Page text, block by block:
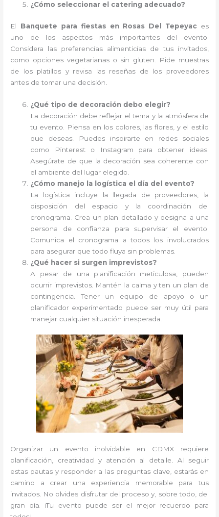
¿Cómo seleccionar el catering adecuado?
El Banquete para fiestas en Rosas Del Tepeyac es
uno de los aspectos más importantes del evento.
Considera las preferencias alimenticias de tus invitados,
como opciones vegetarianas o sin gluten. Pide muestras
de los platillos y revisa las reseñas de los proveedores
antes de tomar una decisión.
¿Qué tipo de decoración debo elegir?
La decoración debe reflejar el tema y la atmósfera de
tu evento. Piensa en los colores, las flores, y el estilo
que deseas. Puedes inspirarte en redes sociales
como Pinterest o Instagram para obtener ideas.
Asegúrate de que la decoración sea coherente con
el ambiente del lugar elegido.
¿Cómo manejo la logística el día del evento?
La logística incluye la llegada de proveedores, la
disposición del espacio y la coordinación del
cronograma. Crea un plan detallado y designa a una
persona de confianza para supervisar el evento.
Comunica el cronograma a todos los involucrados
para asegurar que todo fluya sin problemas.
¿Qué hacer si surgen imprevistos?
A pesar de una planificación meticulosa, pueden
ocurrir imprevistos. Mantén la calma y ten un plan de
contingencia. Tener un equipo de apoyo o un
planificador experimentado puede ser muy útil para
manejar cualquier situación inesperada.
Organizar un evento inolvidable en CDMX requiere
planificación, creatividad y atención al detalle. Al seguir
estas pautas y responder a las preguntas clave, estarás en
camino a crear una experiencia memorable para tus
invitados. No olvides disfrutar del proceso y, sobre todo, del
gran día. ¡Tu evento puede ser el mejor recuerdo para